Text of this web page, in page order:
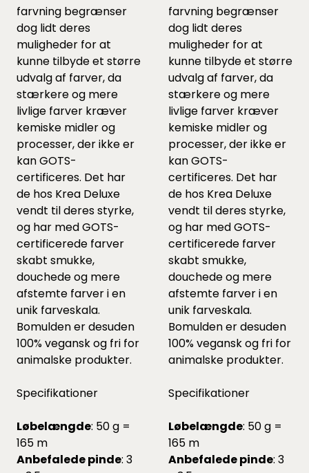
farvning begrænser
dog lidt deres
muligheder for at
kunne tilbyde et større
udvalg af farver, da
stærkere og mere
livlige farver kræver
kemiske midler og
processer, der ikke er
kan GOTS-
certificeres. Det har
de hos Krea Deluxe
vendt til deres styrke,
og har med GOTS-
certificerede farver
skabt smukke,
douchede og mere
afstemte farver i en
unik farveskala.
Bomulden er desuden
100% vegansk og fri for
animalske produkter.
Specifikationer
Løbelængde: 50 g =
165 m
Anbefalede pinde: 3
farvning begrænser
dog lidt deres
muligheder for at
kunne tilbyde et større
udvalg af farver, da
stærkere og mere
livlige farver kræver
kemiske midler og
processer, der ikke er
kan GOTS-
certificeres. Det har
de hos Krea Deluxe
vendt til deres styrke,
og har med GOTS-
certificerede farver
skabt smukke,
douchede og mere
afstemte farver i en
unik farveskala.
Bomulden er desuden
100% vegansk og fri for
animalske produkter.
Specifikationer
Løbelængde: 50 g =
165 m
Anbefalede pinde: 3